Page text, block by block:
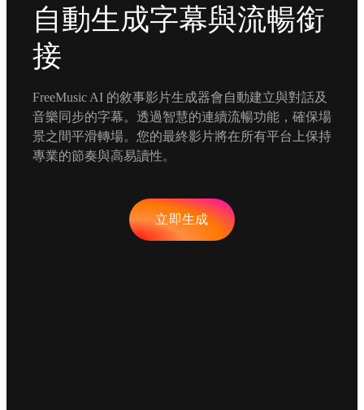
自動生成字幕與流暢銜
接
FreeMusic AI 的敘事影片生成器會自動建立與對話及
音樂同步的字幕。透過智慧的連續流暢功能，確保場
景之間平滑轉場。您的最終影片將在所有平台上保持
專業的節奏與高易讀性。
立即生成